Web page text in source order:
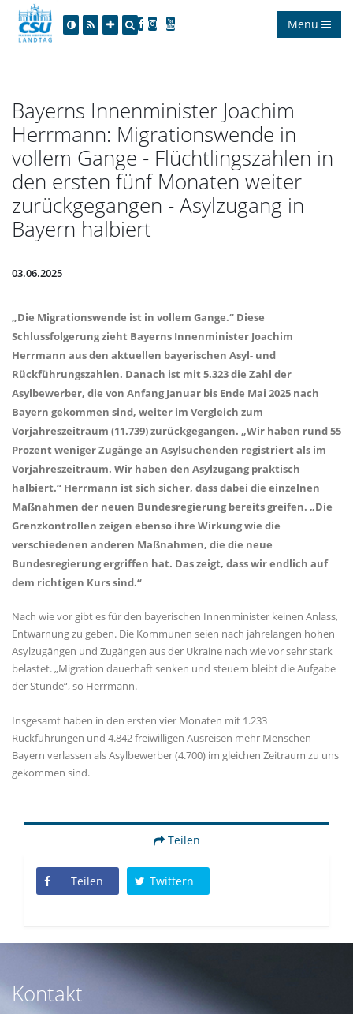
Menü
Bayerns Innenminister Joachim
Herrmann: Migrationswende in
vollem Gange - Flüchtlingszahlen in
den ersten fünf Monaten weiter
zurückgegangen - Asylzugang in
Bayern halbiert
03.06.2025
Die Migrationswende ist in vollem Gange.“ Diese
Schlussfolgerung zieht Bayerns Innenminister Joachim
Herrmann aus den aktuellen bayerischen Asyl- und
Rückführungszahlen. Danach ist mit 5.323 die Zahl der
Asylbewerber, die von Anfang Januar bis Ende Mai 2025 nach
Bayern gekommen sind, weiter im Vergleich zum
Vorjahreszeitraum (11.739) zurückgegangen. „Wir haben rund 55
Prozent weniger Zugänge an Asylsuchenden registriert als im
Vorjahreszeitraum. Wir haben den Asylzugang praktisch
halbiert.“ Herrmann ist sich sicher, dass dabei die einzelnen
Maßnahmen der neuen Bundesregierung bereits greifen. „Die
Grenzkontrollen zeigen ebenso ihre Wirkung wie die
verschiedenen anderen Maßnahmen, die die neue
Bundesregierung ergriffen hat. Das zeigt, dass wir endlich auf
dem richtigen Kurs sind.“
Nach wie vor gibt es für den bayerischen Innenminister keinen Anlass,
Entwarnung zu geben. Die Kommunen seien nach jahrelangen hohen
Asylzugängen und Zugängen aus der Ukraine nach wie vor sehr stark
belastet. „Migration dauerhaft senken und steuern bleibt die Aufgabe
der Stunde“, so Herrmann.
Insgesamt haben in den ersten vier Monaten mit 1.233
Rückführungen und 4.842 freiwilligen Ausreisen mehr Menschen
Bayern verlassen als Asylbewerber (4.700) im gleichen Zeitraum zu uns
gekommen sind.
Teilen
Teilen Twittern
Kontakt